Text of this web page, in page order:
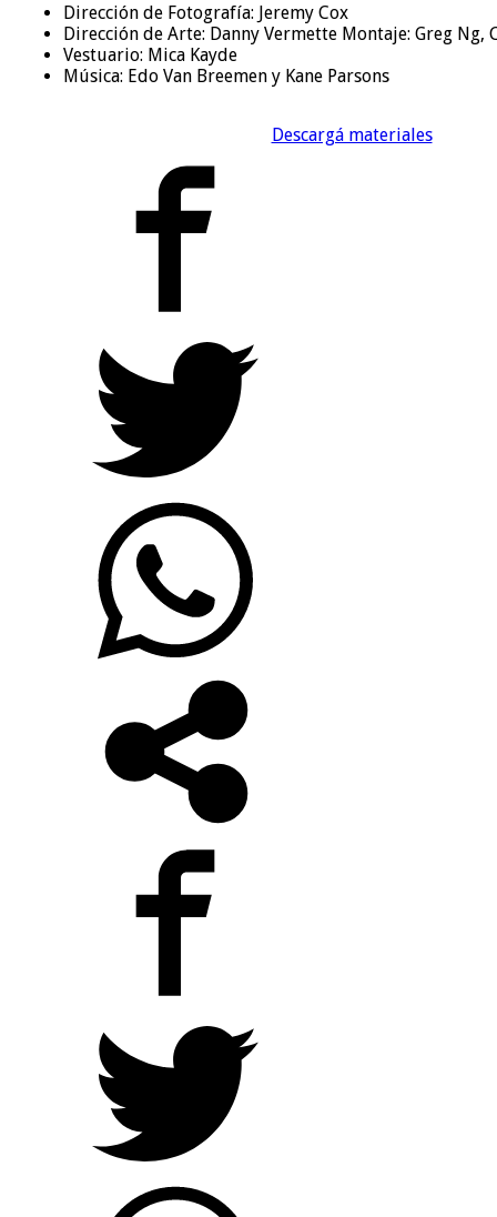
Dirección de Fotografía: Jeremy Cox
Dirección de Arte: Danny Vermette Montaje: Greg Ng,
Vestuario: Mica Kayde
Música: Edo Van Breemen y Kane Parsons
Descargá materiales